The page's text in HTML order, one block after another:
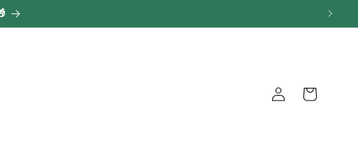
Veza Košara